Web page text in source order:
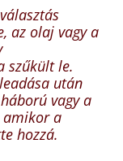
az olaj vagy a
szűkült le.
után
vagy a
amikor a
hozzá.